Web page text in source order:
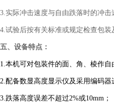
3.实际冲击速度与自由跌落时的冲击
4.试验后按有关标准或规定检查包
五、设备特点：
1.本机可对包装件的面、角、棱作自
2.配备数显高度显示仪及采用编码器
3.跌落高度误差不超过2%或10mm ；